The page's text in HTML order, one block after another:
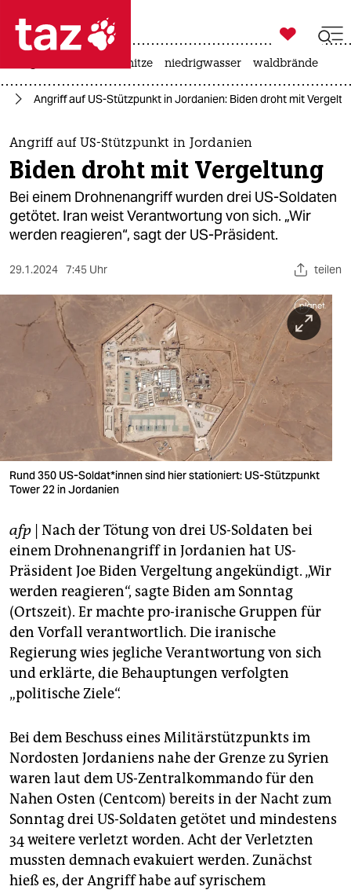
 taz zahl ich
taz zahl ich
themen
politik
öko
gesellschaft
sport
berlin
nord
verlag
verlag
veranstaltungen
shop
fragen & hilfe
unterstützen
abo
genossenschaft
epaper login

taz zahl ich
hitze niedrigwasser waldbrände
Angriff auf US-Stützpunkt in Jordanien: Biden droht mit
Angriff auf US-Stützpunkt in Jordanien
Biden droht mit Vergeltung
Bei einem Drohnenangriff wurden drei US-Soldaten
getötet. Iran weist Verantwortung von sich. „Wir
werden reagieren“, sagt der US-Präsident.
29.1.2024 7:45 Uhr teilen
Rund 350 US-Soldat*innen sind hier stationiert: US-Stützpunkt
Tower 22 in Jordanien
afp | Nach der Tötung von drei US-Soldaten bei
einem Drohnenangriff in Jordanien hat US-
Präsident Joe Biden Vergeltung angekündigt. „Wir
werden reagieren“, sagte Biden am Sonntag
(Ortszeit). Er machte pro-iranische Gruppen für
den Vorfall verantwortlich. Die iranische
Regierung wies jegliche Verantwortung von sich
und erklärte, die Behauptungen verfolgten
„politische Ziele“.
Bei dem Beschuss eines Militärstützpunkts im
Nordosten Jordaniens nahe der Grenze zu Syrien
waren laut dem US-Zentralkommando für den
Nahen Osten (Centcom) bereits in der Nacht zum
Sonntag drei US-Soldaten getötet und mindestens
34 weitere verletzt worden. Acht der Verletzten
mussten demnach evakuiert werden. Zunächst
hieß es, der Angriff habe auf syrischem